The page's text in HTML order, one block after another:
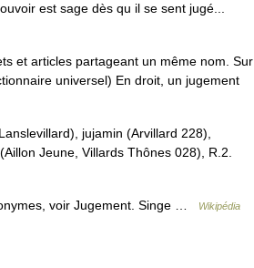
est sage dès qu il se sent jugé...
et articles partageant un même nom. Sur
universel) En droit, un jugement
jujamin (Arvillard 228),
Jeune, Villards Thônes 028), R.2.
voir Jugement. Singe …
Wikipédia